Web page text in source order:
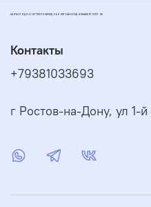
ЗАПЧАСТИ ДЛЯ СКУТЕРОВ МОПЕДОВ И ПИТБАЙКОВ ДИОМАРКЕТ РОСТОВ
Контакты
+79381033693
г Ростов-на-Дону, ул 1-